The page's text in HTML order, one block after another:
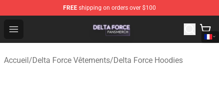
FREE shipping on orders over $100
Open menu
Delta Force Shop - Official Delta Force Merchandise
Accueil/Delta Force Vêtements/Delta Force Hoodies